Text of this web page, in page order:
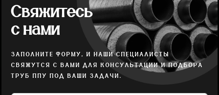
Свяжитесь
с нами
ЗАПОЛНИТЕ ФОРМУ, И НАШИ СПЕЦИАЛИСТЫ
СВЯЖУТСЯ С ВАМИ ДЛЯ КОНСУЛЬТАЦИИ И ПОДБОРА
ТРУБ ППУ ПОД ВАШИ ЗАДАЧИ.